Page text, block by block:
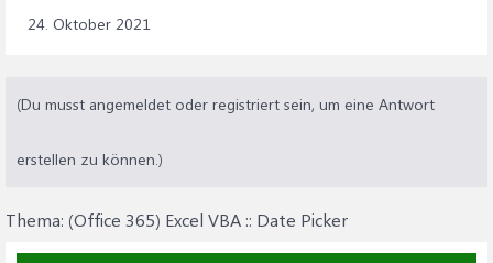
24. Oktober 2021
(Du musst angemeldet oder registriert sein, um eine Antwort
erstellen zu können.)
Thema: (Office 365) Excel VBA :: Date Picker